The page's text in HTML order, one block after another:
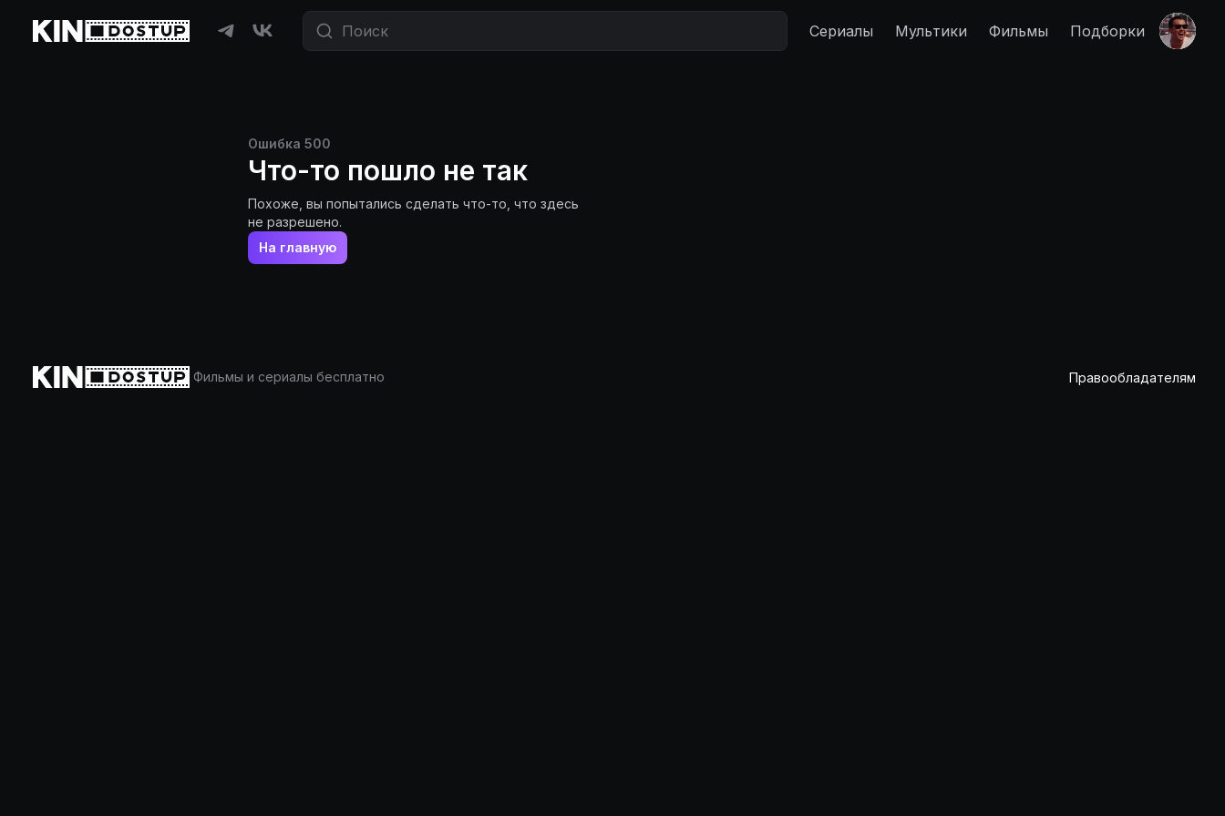
Сериалы Мультики Фильмы Подборки
Ошибка 500
Что-то пошло не так
Похоже, вы попытались сделать что-то, что здесь
не разрешено.
На главную
Фильмы и сериалы бесплатно Правообладателям